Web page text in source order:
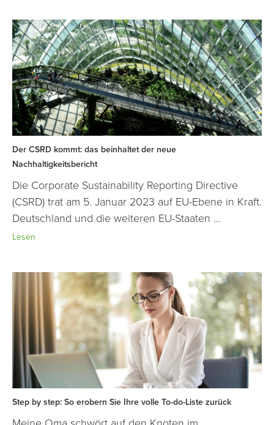
Der CSRD kommt: das beinhaltet der neue
Nachhaltigkeitsbericht
Die Corporate Sustainability Reporting Directive
(CSRD) trat am 5. Januar 2023 auf EU-Ebene in Kraft.
Deutschland und die weiteren EU-Staaten ...
Lesen
Step by step: So erobern Sie Ihre volle To-do-Liste zurück